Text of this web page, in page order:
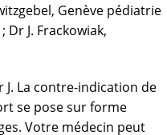
Genève pédiatrie
Dr J. Frackowiak,
J. La contre-indication de
se pose sur forme
Votre médecin peut